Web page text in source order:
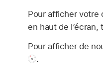
Pour afficher votre
en haut de
Pour afficher de
.